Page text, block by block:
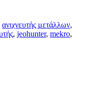
ανιχνευτής μετάλλων,
, jeohunter, mekro,